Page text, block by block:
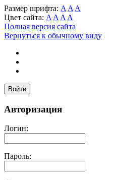
Размер шрифта: A A A
Цвет сайта: A A A A
Полная версия сайта
Вернуться к обычному виду
Войти
Авторизация
Логин:
Пароль: